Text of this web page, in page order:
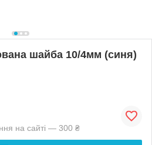
шайба 10/4мм (синя)
на сайті — 300 ₴